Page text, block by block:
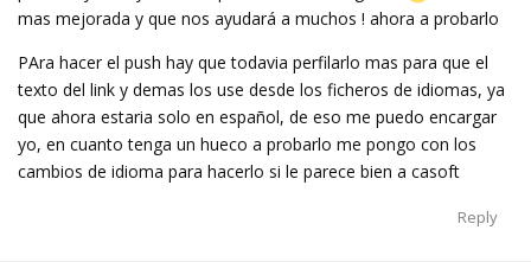
mas mejorada y que nos ayudará a muchos ! ahora a probarlo
PAra hacer el push hay que todavia perfilarlo mas para que el
texto del link y demas los use desde los ficheros de idiomas, ya
que ahora estaria solo en español, de eso me puedo encargar
yo, en cuanto tenga un hueco a probarlo me pongo con los
cambios de idioma para hacerlo si le parece bien a casoft
Reply